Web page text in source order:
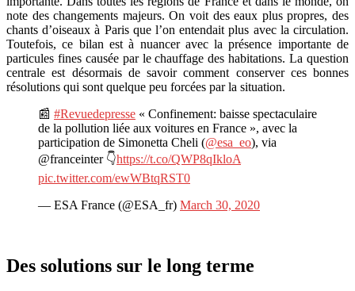
note des changements majeurs. On voit des eaux plus propres, des
chants d’oiseaux à Paris que l’on entendait plus avec la circulation.
Toutefois, ce bilan est à nuancer avec la présence importante de
particules fines causée par le chauffage des habitations. La question
centrale est désormais de savoir comment conserver ces bonnes
résolutions qui sont quelque peu forcées par la situation.
📰 #Revuedepresse « Confinement: baisse spectaculaire
de la pollution liée aux voitures en France », avec la
participation de Simonetta Cheli (@esa_eo), via
@franceinter 👇https://t.co/QWP8qIkloA
pic.twitter.com/ewWBtqRST0
— ESA France (@ESA_fr) March 30, 2020
Des solutions sur le long terme